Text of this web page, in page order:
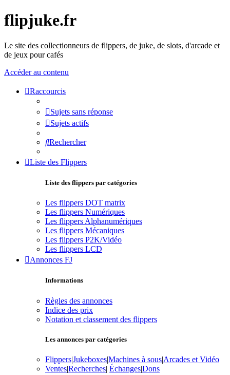
flipjuke.fr
Le site des collectionneurs de flippers, de juke, de slots, d'arcade et
de jeux pour cafés
Accéder au contenu
Raccourcis
Sujets sans réponse
Sujets actifs
Rechercher
Liste des Flippers
Liste des flippers par catégories
Les flippers DOT matrix
Les flippers Numériques
Les flippers Alphanumériques
Les flippers Mécaniques
Les flippers P2K/Vidéo
Les flippers LCD
Annonces FJ
Informations
Règles des annonces
Indice des prix
Notation et classement des flippers
Les annonces par catégories
Flippers|Jukeboxes|Machines à sous|Arcades et Vidéo
Ventes|Recherches| Échanges|Dons